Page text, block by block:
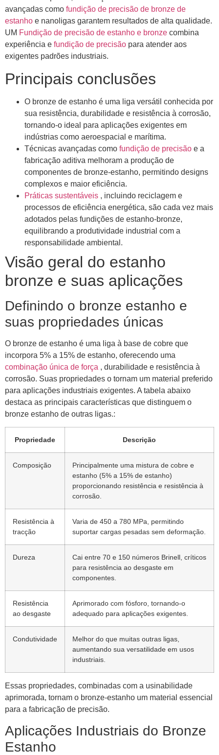
avançadas como fundição de precisão de bronze de
estanho e nanoligas garantem resultados de alta qualidade.
UM Fundição de precisão de estanho e bronze combina
experiência e fundição de precisão para atender aos
exigentes padrões industriais.
Principais conclusões
O bronze de estanho é uma liga versátil conhecida por
sua resistência, durabilidade e resistência à corrosão,
tornando-o ideal para aplicações exigentes em
indústrias como aeroespacial e marítima.
Técnicas avançadas como fundição de precisão e a
fabricação aditiva melhoram a produção de
componentes de bronze-estanho, permitindo designs
complexos e maior eficiência.
Práticas sustentáveis , incluindo reciclagem e
processos de eficiência energética, são cada vez mais
adotados pelas fundições de estanho-bronze,
equilibrando a produtividade industrial com a
responsabilidade ambiental.
Visão geral do estanho
bronze e suas aplicações
Definindo o bronze estanho e
suas propriedades únicas
O bronze de estanho é uma liga à base de cobre que
incorpora 5% a 15% de estanho, oferecendo uma
combinação única de força , durabilidade e resistência à
corrosão. Suas propriedades o tornam um material preferido
para aplicações industriais exigentes. A tabela abaixo
destaca as principais características que distinguem o
bronze estanho de outras ligas.:
Propriedade Descrição
Composição
Principalmente uma mistura de cobre e
estanho (5% a 15% de estanho)
proporcionando resistência e resistência à
corrosão.
Resistência à
tracção
Varia de 450 a 780 MPa, permitindo
suportar cargas pesadas sem deformação.
Dureza
Cai entre 70 e 150 números Brinell, críticos
para resistência ao desgaste em
componentes.
Resistência
ao desgaste
Aprimorado com fósforo, tornando-o
adequado para aplicações exigentes.
Condutividade
Melhor do que muitas outras ligas,
aumentando sua versatilidade em usos
industriais.
Essas propriedades, combinadas com a usinabilidade
aprimorada, tornam o bronze-estanho um material essencial
para a fabricação de precisão.
Aplicações Industriais do Bronze
Estanho